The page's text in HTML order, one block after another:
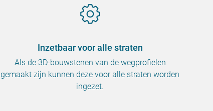
Inzetbaar voor alle straten
Als de 3D-bouwstenen van de wegprofielen
gemaakt zijn kunnen deze voor alle straten worden
ingezet.